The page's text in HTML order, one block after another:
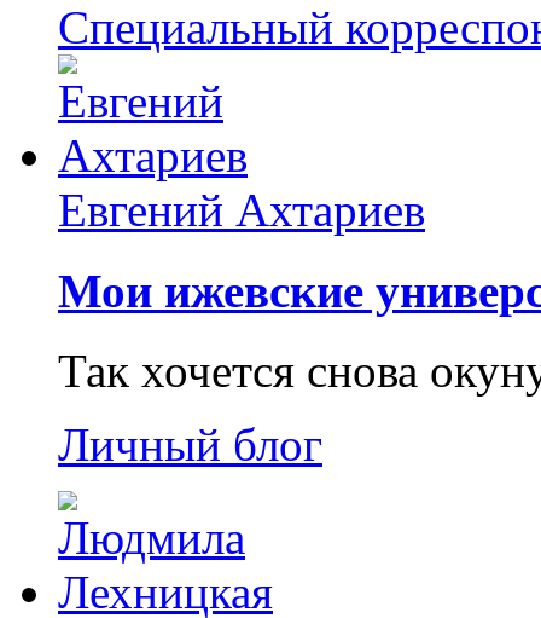
Специальный
Евгений Ахтариев
Мои ижевские
Так хочется снова
Личный блог